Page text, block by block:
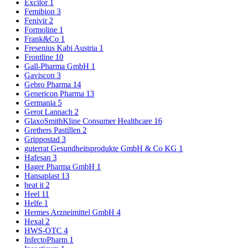
Excilor 1
Femibion 3
Fenivir 2
Formoline 1
Frank&Co 1
Fresenius Kabi Austria 1
Frontline 10
Gall-Pharma GmbH 1
Gaviscon 3
Gebro Pharma 14
Genericon Pharma 13
Germania 5
Gerot Lannach 2
GlaxoSmithKline Consumer Healthcare 16
Grethers Pastillen 2
Grippostad 3
guterrat Gesundheitsprodukte GmbH & Co KG 1
Hafesan 3
Hager Pharma GmbH 1
Hansaplast 13
heat it 2
Heel 11
Helfe 1
Hermes Arzneimittel GmbH 4
Hexal 2
HWS-OTC 4
InfectoPharm 1